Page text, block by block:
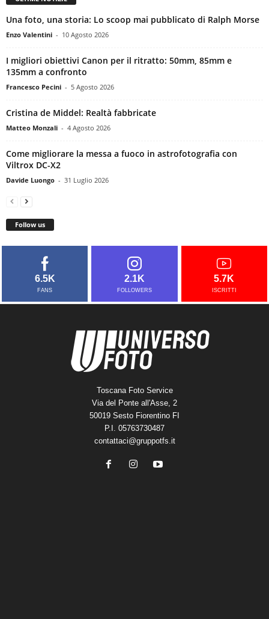
Una foto, una storia: Lo scoop mai pubblicato di Ralph Morse
Enzo Valentini - 10 Agosto 2026
I migliori obiettivi Canon per il ritratto: 50mm, 85mm e
135mm a confronto
Francesco Pecini - 5 Agosto 2026
Cristina de Middel: Realtà fabbricate
Matteo Monzali - 4 Agosto 2026
Come migliorare la messa a fuoco in astrofotografia con
Viltrox DC-X2
Davide Luongo - 31 Luglio 2026
Follow us
6.5K
FANS
2.1K
FOLLOWERS
5.7K
ISCRITTI
Toscana Foto Service
Via del Ponte all'Asse, 2
50019 Sesto Fiorentino FI
P.I. 05763730487
contattaci@gruppotfs.it